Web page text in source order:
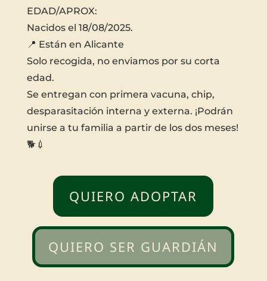
EDAD/APROX:
Nacidos el 18/08/2025.
📍 Están en Alicante
Solo recogida, no enviamos por su corta
edad.
Se entregan con primera vacuna, chip,
desparasitación interna y externa. ¡Podrán
unirse a tu familia a partir de los dos meses!
🐕💉
QUIERO ADOPTAR
QUIERO SER GUARDIÁN